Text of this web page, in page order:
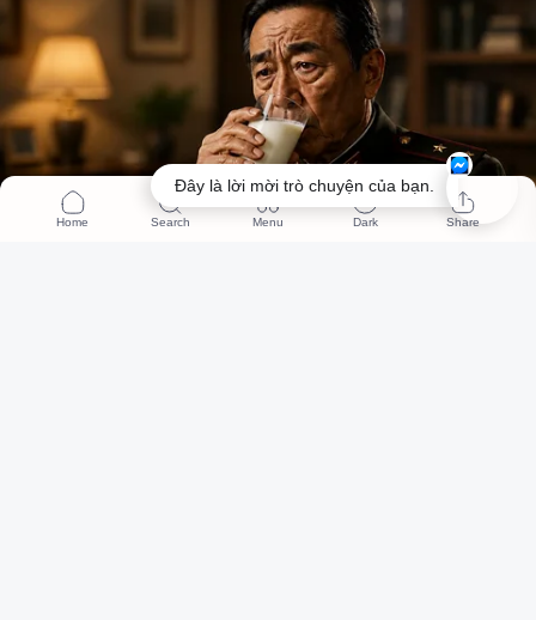
Đây là lời mời trò chuyện của bạn.